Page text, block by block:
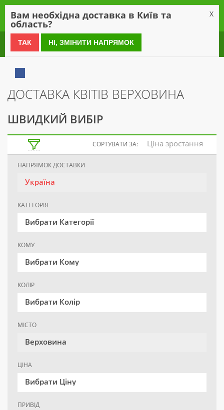
0 800 21 54 55
ДОСТАВКА КВІТІВ ВЕРХОВИНА
ШВИДКИЙ ВИБІР
СОРТУВАТИ ЗА: Ціна зростання
НАПРЯМОК ДОСТАВКИ
Україна
КАТЕГОРІЯ
Вибрати Категорії
КОМУ
Вибрати Кому
КОЛІР
Вибрати Колір
МІСТО
Верховина
ЦІНА
Вибрати Ціну
ПРИВІД
Вам необхідна доставка в Київ та
область?
X
ТАК НІ, ЗМІНИТИ НАПРЯМОК